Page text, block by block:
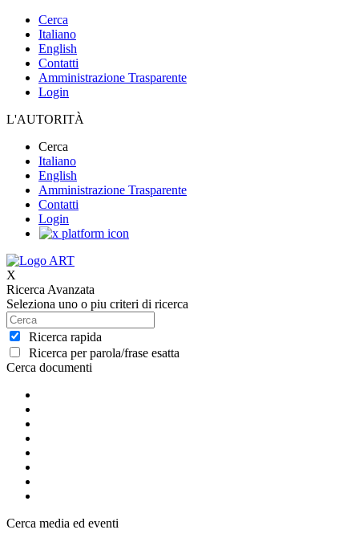
Cerca
Italiano
English
Contatti
Amministrazione Trasparente
Login
L'AUTORITÀ
Cerca
Italiano
English
Amministrazione Trasparente
Contatti
Login
X
Ricerca Avanzata
Seleziona uno o piu criteri di ricerca
Ricerca rapida
Ricerca per parola/frase esatta
Cerca documenti
Cerca media ed eventi